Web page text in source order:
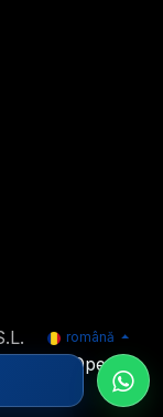
română
Open